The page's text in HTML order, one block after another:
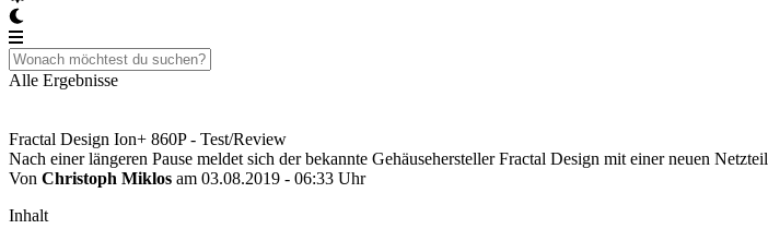
Alle Ergebnisse
Fractal Design Ion+ 860P - Test/Review
Nach einer längeren Pause meldet sich der bekannte Gehäusehersteller Fractal Design mit einer neuen
Von Christoph Miklos am 03.08.2019 - 06:33 Uhr
Inhalt